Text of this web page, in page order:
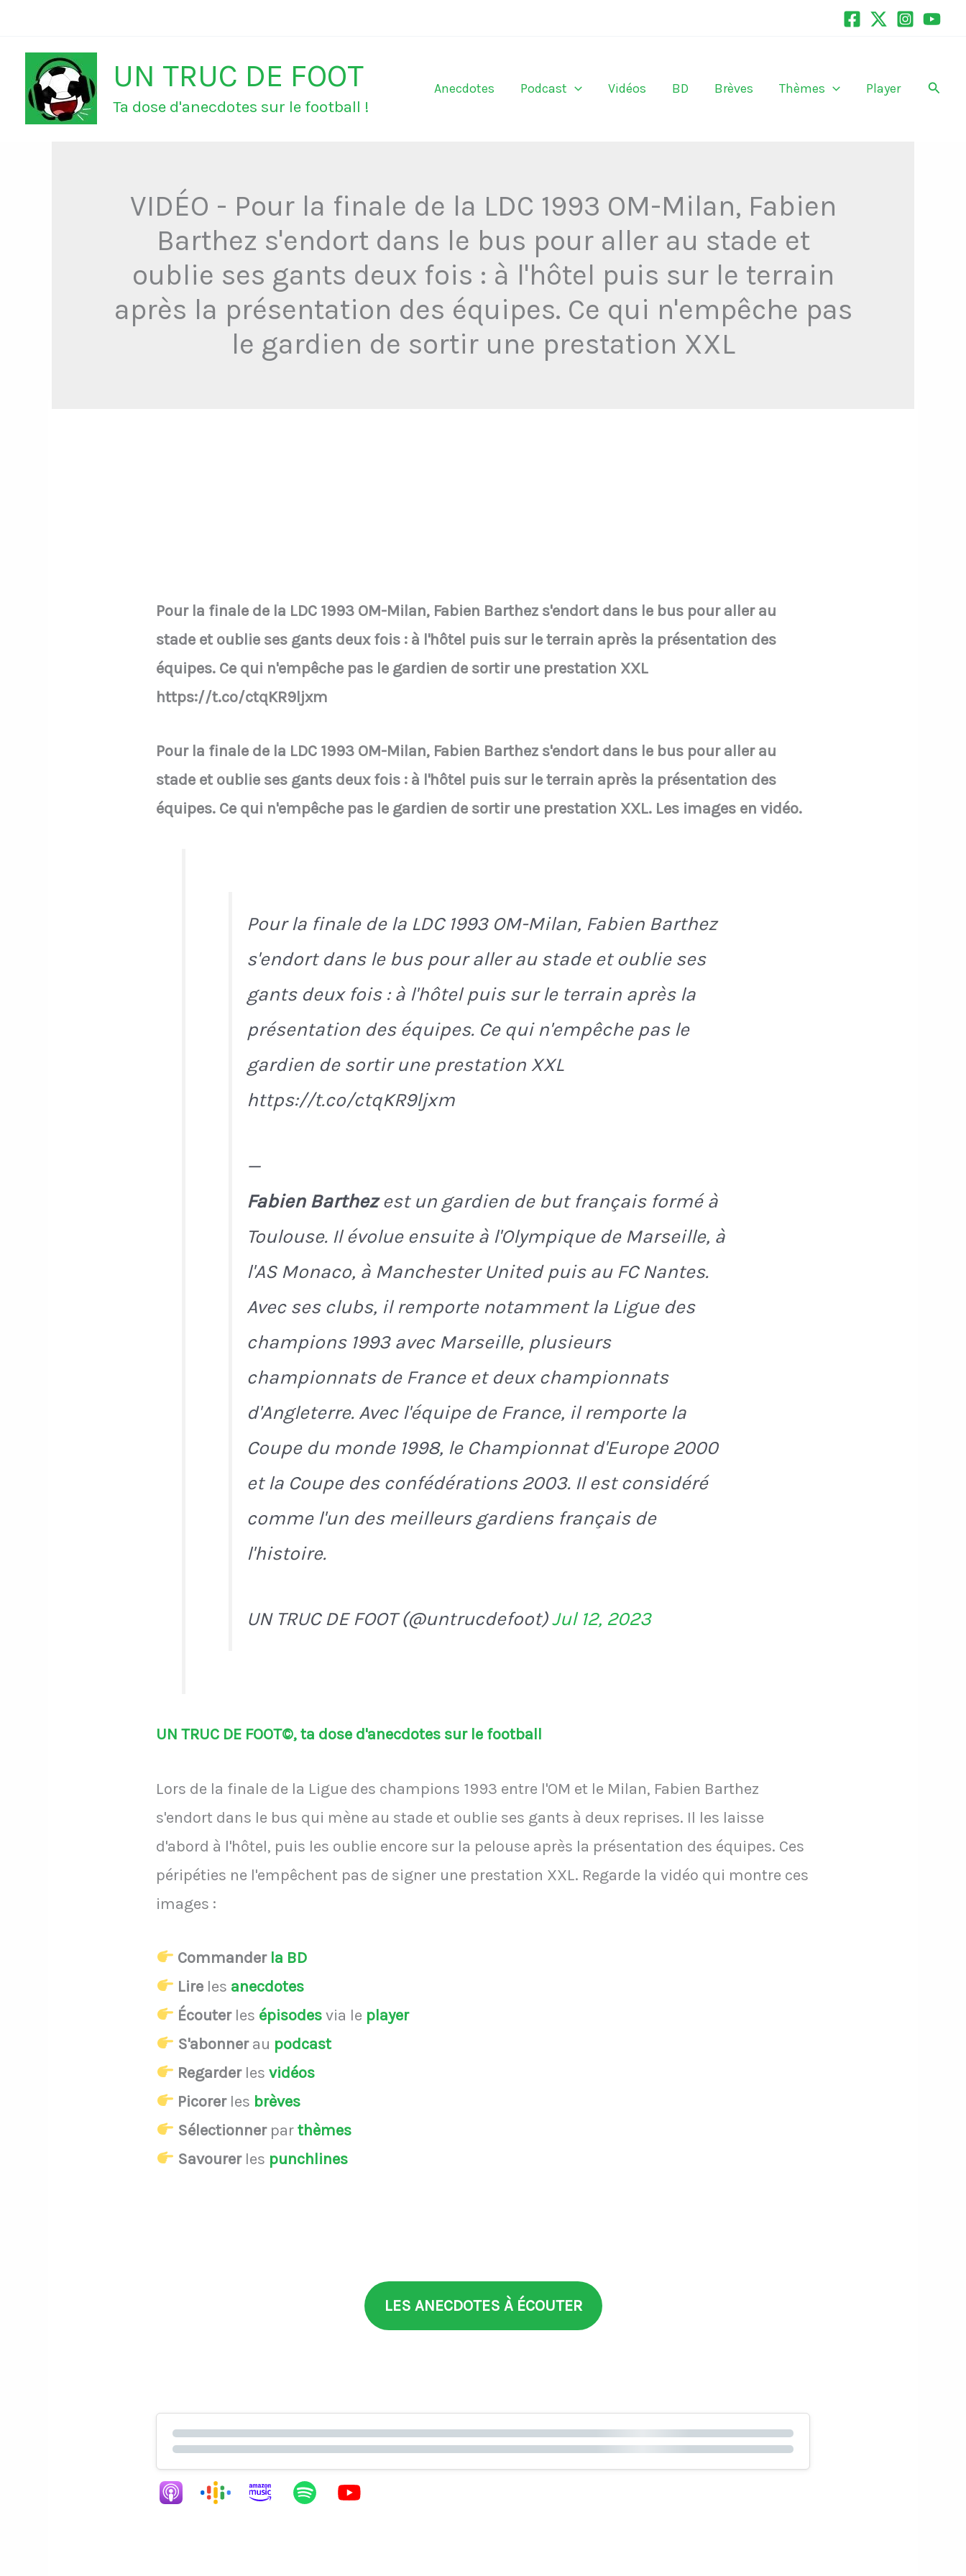
contenu
UN TRUC DE FOOT
Ta dose d'anecdotes sur le football !
Anecdotes Podcast Vidéos BD Brèves Thèmes Player
VIDÉO - Pour la finale de la LDC 1993 OM-Milan, Fabien
Barthez s'endort dans le bus pour aller au stade et
oublie ses gants deux fois : à l'hôtel puis sur le terrain
après la présentation des équipes. Ce qui n'empêche pas
le gardien de sortir une prestation XXL
Pour la finale de la LDC 1993 OM-Milan, Fabien Barthez s'endort dans le bus pour aller au
stade et oublie ses gants deux fois : à l'hôtel puis sur le terrain après la présentation des
équipes. Ce qui n'empêche pas le gardien de sortir une prestation XXL
https://t.co/ctqKR9ljxm
Pour la finale de la LDC 1993 OM-Milan, Fabien Barthez s'endort dans le bus pour aller au
stade et oublie ses gants deux fois : à l'hôtel puis sur le terrain après la présentation des
équipes. Ce qui n'empêche pas le gardien de sortir une prestation XXL. Les images en vidéo.
Pour la finale de la LDC 1993 OM-Milan, Fabien Barthez
s'endort dans le bus pour aller au stade et oublie ses
gants deux fois : à l'hôtel puis sur le terrain après la
présentation des équipes. Ce qui n'empêche pas le
gardien de sortir une prestation XXL
https://t.co/ctqKR9ljxm
—
Fabien Barthezest un gardien de but français formé à
Toulouse. Il évolue ensuite à l'Olympique de Marseille, à
l'AS Monaco, à Manchester United puis au FC Nantes.
Avec ses clubs, il remporte notamment la Ligue des
champions 1993 avec Marseille, plusieurs
championnats de France et deux championnats
d'Angleterre. Avec l'équipe de France, il remporte la
Coupe du monde 1998, le Championnat d'Europe 2000
et la Coupe des confédérations 2003. Il est considéré
comme l'un des meilleurs gardiens français de
l'histoire.
UN TRUC DE FOOT (@untrucdefoot)Jul 12, 2023
UN TRUC DE FOOT©, ta dose d'anecdotes sur le football
Lors de la finale de la Ligue des champions 1993 entre l'OM et le Milan, Fabien Barthez
s'endort dans le bus qui mène au stade et oublie ses gants à deux reprises. Il les laisse
d'abord à l'hôtel, puis les oublie encore sur la pelouse après la présentation des équipes. Ces
péripéties ne l'empêchent pas de signer une prestation XXL. Regarde la vidéo qui montre ces
images :
Commander la BD
Lire les anecdotes
Écouterles épisodesvia le player
S'abonnerau podcast
Regarderlesvidéos
Picorerles brèves
Sélectionnerparthèmes
Savourerles punchlines
LES ANECDOTES À ÉCOUTER